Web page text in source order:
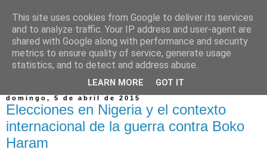
domingo, 5 de abril de 2015
Elecciones en Nigeria y el contexto
internacional de la guerra contra Boko
Haram
This site uses cookies from Google to deliver its services
and to analyze traffic. Your IP address and user-agent are
shared with Google along with performance and security
metrics to ensure quality of service, generate usage
statistics, and to detect and address abuse.
LEARN MORE GOT IT